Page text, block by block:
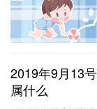
2019年9月13
属什么